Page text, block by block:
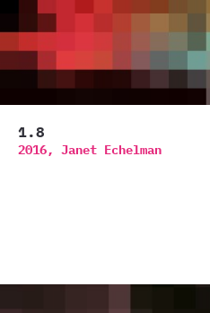
1.8
2016, Janet Echelman